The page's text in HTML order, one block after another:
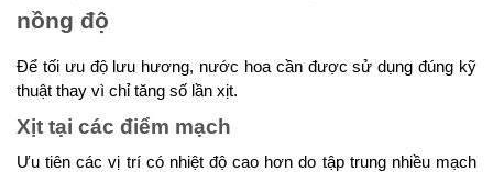
nồng độ
Để tối ưu độ lưu hương, nước hoa cần được sử dụng đúng kỹ
thuật thay vì chỉ tăng số lần xịt.
Xịt tại các điểm mạch
Ưu tiên các vị trí có nhiệt độ cao hơn do tập trung nhiều mạch